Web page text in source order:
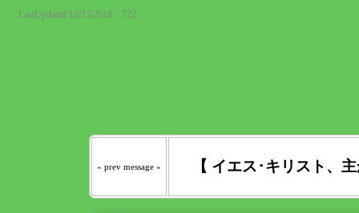
LastUpdated 12/13/2018 _ 722『わたしの羊は わたしの
« prev message « 【 イエス･キリスト、